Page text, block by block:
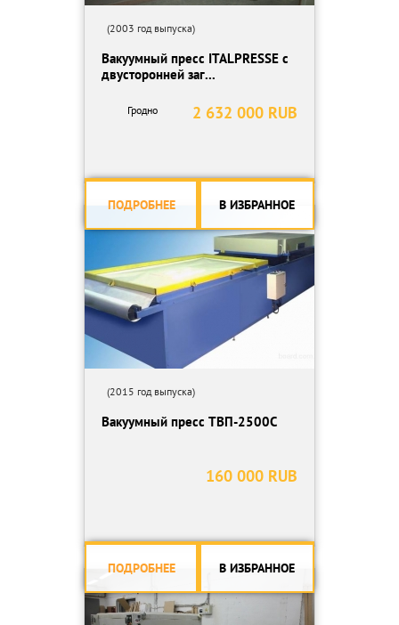
Пресс гидравлический ОПО 82
Станок применяется для формирования различных деталей из
резины, дерева, МДФ и металла методом прессования.
Имеется возможность подключения подогрева прессформ
Размеры стола 1400х650 мм
Ход поршня 600
Оборудование находится в Саратовской области. В рабочем
состоянии. В отличном, рабочем состоянии. Вложений не
требует. Полностью укомплектован. Можно посмотреть в
(2003 год выпуска)
Вакуумный пресс ITALPRESSE с
двусторонней заг...
2 632 000 RUB
Гродно
ПОДРОБНЕЕ В ИЗБРАННОЕ
(2015 год выпуска)
Вакуумный пресс ТВП-2500С
160 000 RUB
ПОДРОБНЕЕ В ИЗБРАННОЕ